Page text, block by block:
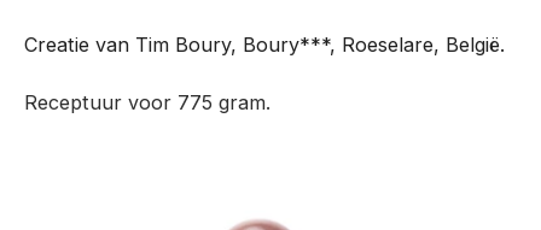
Creatie van Tim Boury, Boury***, Roeselare, België.
Receptuur voor 775 gram.